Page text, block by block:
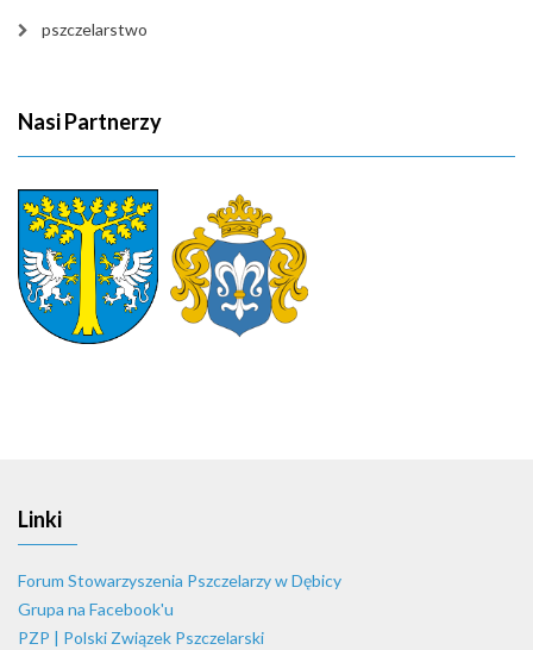
pszczelarstwo
Nasi Partnerzy
Linki
Forum Stowarzyszenia Pszczelarzy w Dębicy
Grupa na Facebook'u
PZP | Polski Związek Pszczelarski